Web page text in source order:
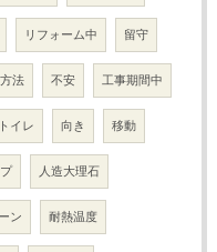
リフォーム中 留守
法 不安 工事期間中
イレ 向き 移動
人造大理石
ン 耐熱温度